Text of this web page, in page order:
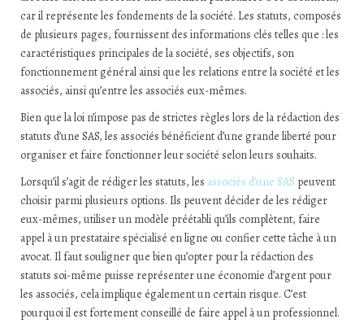
car il représente les fondements de la société. Les statuts, composés
de plusieurs pages, fournissent des informations clés telles que : les
caractéristiques principales de la société, ses objectifs, son
fonctionnement général ainsi que les relations entre la société et les
associés, ainsi qu’entre les associés eux-mêmes.
Bien que la loi n’impose pas de strictes règles lors de la rédaction des
statuts d’une SAS, les associés bénéficient d’une grande liberté pour
organiser et faire fonctionner leur société selon leurs souhaits.
Lorsqu’il s’agit de rédiger les statuts, les associés d’une SAS peuvent
choisir parmi plusieurs options. Ils peuvent décider de les rédiger
eux-mêmes, utiliser un modèle préétabli qu’ils complètent, faire
appel à un prestataire spécialisé en ligne ou confier cette tâche à un
avocat. Il faut souligner que bien qu’opter pour la rédaction des
statuts soi-même puisse représenter une économie d’argent pour
les associés, cela implique également un certain risque. C’est
pourquoi il est fortement conseillé de faire appel à un professionnel.